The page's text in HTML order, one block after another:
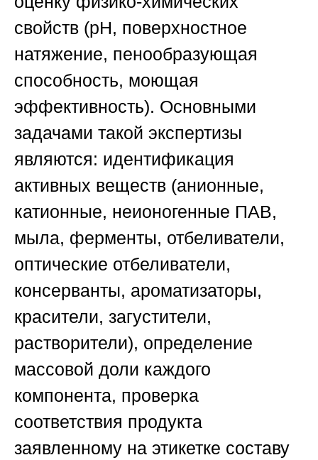
свойств (pH, поверхностное
натяжение, пенообразующая
способность, моющая
эффективность). Основными
задачами такой экспертизы
являются: идентификация
активных веществ (анионные,
катионные, неионогенные ПАВ,
мыла, ферменты, отбеливатели,
оптические отбеливатели,
консерванты, ароматизаторы,
красители, загустители,
растворители), определение
массовой доли каждого
компонента, проверка
соответствия продукта
заявленному на этикетке составу